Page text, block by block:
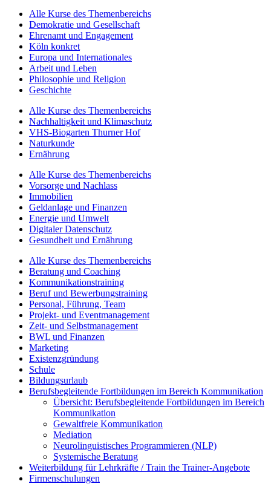
Alle Kurse des Themenbereichs
Demokratie und Gesellschaft
Ehrenamt und Engagement
Köln konkret
Europa und Internationales
Arbeit und Leben
Philosophie und Religion
Geschichte
Alle Kurse des Themenbereichs
Nachhaltigkeit und Klimaschutz
VHS-Biogarten Thurner Hof
Naturkunde
Ernährung
Alle Kurse des Themenbereichs
Vorsorge und Nachlass
Immobilien
Geldanlage und Finanzen
Energie und Umwelt
Digitaler Datenschutz
Gesundheit und Ernährung
Alle Kurse des Themenbereichs
Beratung und Coaching
Kommunikationstraining
Beruf und Bewerbungstraining
Personal, Führung, Team
Projekt- und Eventmanagement
Zeit- und Selbstmanagement
BWL und Finanzen
Marketing
Existenzgründung
Schule
Bildungsurlaub
Berufsbegleitende Fortbildungen im Bereich Kommunikation
Übersicht: Berufsbegleitende Fortbildungen im Bereich
Kommunikation
Gewaltfreie Kommunikation
Mediation
Neurolinguistisches Programmieren (NLP)
Systemische Beratung
Weiterbildung für Lehrkräfte / Train the Trainer-Angebote
Firmenschulungen